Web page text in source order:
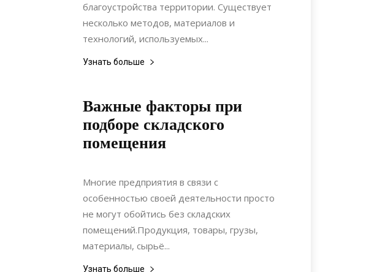
благоустройства территории. Существует
несколько методов, материалов и
технологий, используемых...
Узнать больше
Важные факторы при
подборе складского
помещения
28.04.2020
Многие предприятия в связи с
особенностью своей деятельности просто
не могут обойтись без складских
помещений.Продукция, товары, грузы,
материалы, сырьё...
Узнать больше